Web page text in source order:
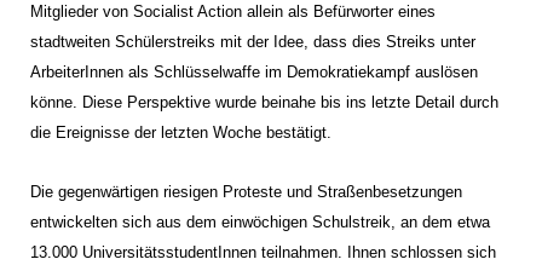
Mitglieder von Socialist Action allein als Befürworter eines
stadtweiten Schülerstreiks mit der Idee, dass dies Streiks unter
ArbeiterInnen als Schlüsselwaffe im Demokratiekampf auslösen
könne. Diese Perspektive wurde beinahe bis ins letzte Detail durch
die Ereignisse der letzten Woche bestätigt.
Die gegenwärtigen riesigen Proteste und Straßenbesetzungen
entwickelten sich aus dem einwöchigen Schulstreik, an dem etwa
13.000 UniversitätsstudentInnen teilnahmen. Ihnen schlossen sich